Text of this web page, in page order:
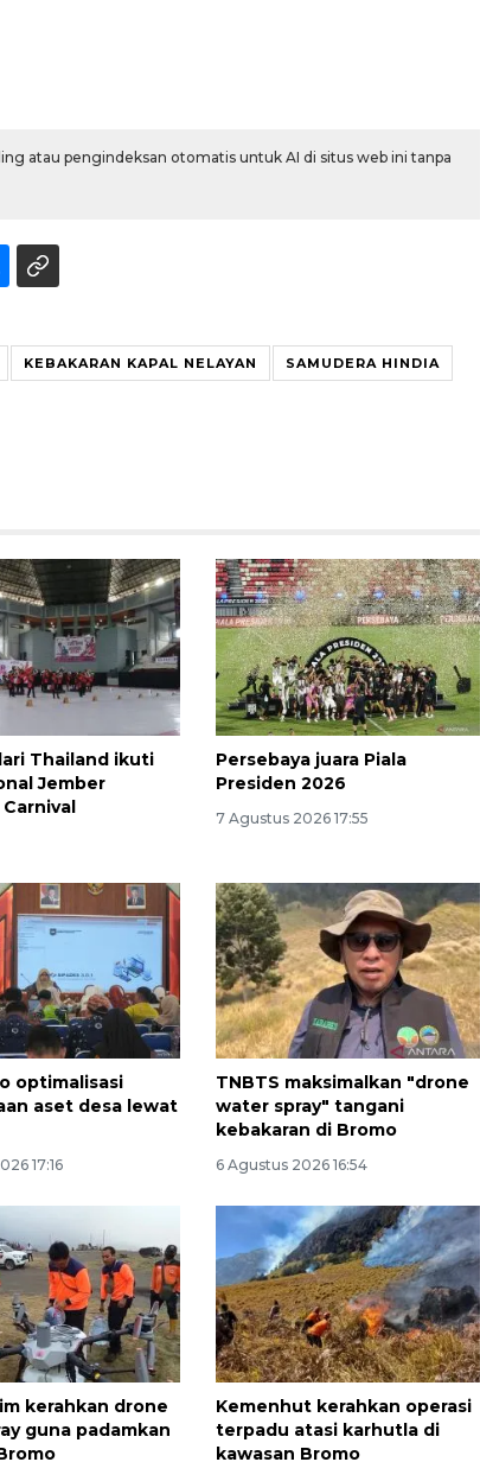
atau pengindeksan otomatis untuk AI di situs web ini tanpa
KEBAKARAN KAPAL NELAYAN SAMUDERA HINDIA
Thailand ikuti
Jember
Persebaya juara Piala
Presiden 2026
7 Agustus 2026 17:55
optimalisasi
aset desa lewat
17:16
TNBTS maksimalkan "drone
water spray" tangani
kebakaran di Bromo
6 Agustus 2026 16:54
kerahkan drone
guna padamkan
Kemenhut kerahkan operasi
terpadu atasi karhutla di
kawasan Bromo
160 ribu sambungan baru
jaringan gas 2026
2026-08-07 18:00:00